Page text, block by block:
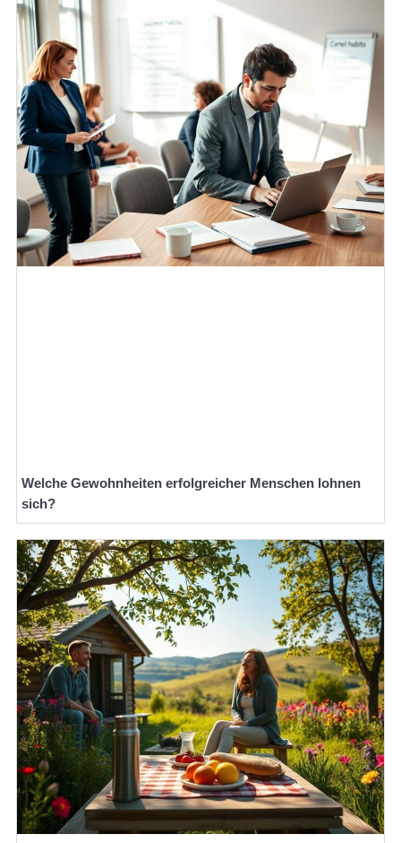
Welche Gewohnheiten erfolgreicher Menschen lohnen
sich?